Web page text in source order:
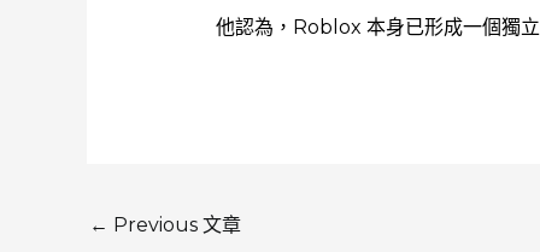
他認為，Roblox 本身已形成一個獨
← Previous 文章